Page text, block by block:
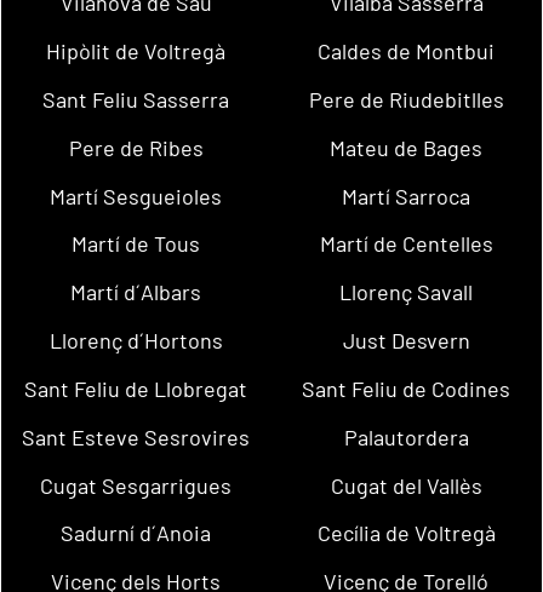
Hipòlit de Voltregà
Caldes de Montbui
Sant Feliu Sasserra
Pere de Riudebitlles
Pere de Ribes
Mateu de Bages
Martí Sesgueioles
Martí Sarroca
Martí de Tous
Martí de Centelles
Martí d´Albars
Llorenç Savall
Llorenç d´Hortons
Just Desvern
Sant Feliu de Llobregat
Sant Feliu de Codines
Sant Esteve Sesrovires
Palautordera
Cugat Sesgarrigues
Cugat del Vallès
Sadurní d´Anoia
Cecília de Voltregà
Vicenç dels Horts
Vicenç de Torelló